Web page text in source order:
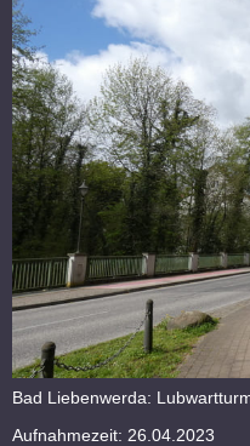
Bad Liebenwerda:
Aufnahmezeit: 26.04.2023